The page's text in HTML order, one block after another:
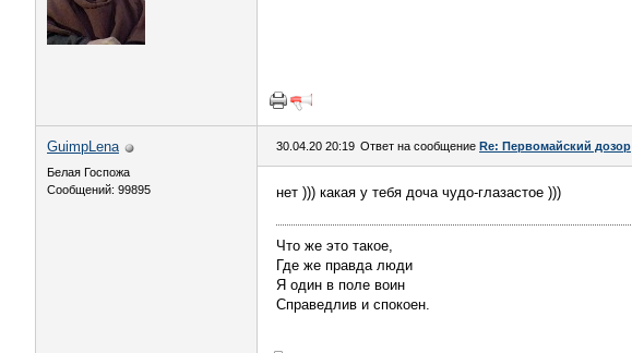
GuimpLena
Белая Госпожа
Сообщений: 99895
30.04.20 20:19 Ответ на сообщение Re: Первомайский дозор
нет ))) какая у тебя доча чудо-глазастое )))
Что же это такое,
Где же правда люди
Я один в поле воин
Справедлив и спокоен.